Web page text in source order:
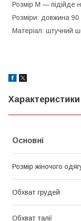
Розмір М — підійде
Розміри: довжина
Матеріал: штучний
Характеристики
Основні
Розмір жіночого
Обхват грудей
Обхват талії